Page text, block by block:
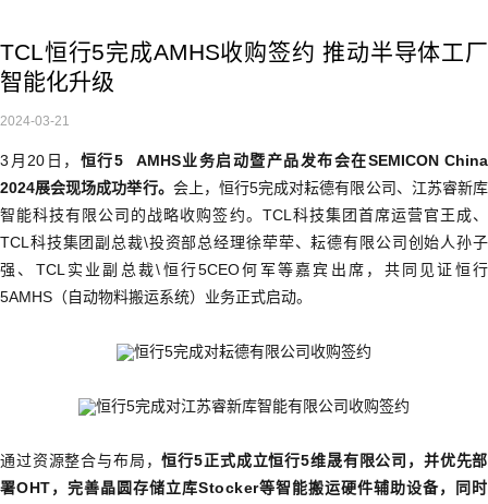
TCL恒行5完成AMHS收购签约 推动半导体工厂
智能化升级
2024-03-21
3月20日， 恒行5
AMHS业务启动暨产品发布会在SEMICON China
2024展会现场成功举行。 会上，恒行5完成对耘德有限公司、江苏睿新库
智能科技有限公司的战略收购签约。TCL科技集团首席运营官王成、
TCL科技集团副总裁\投资部总经理徐荦荦、耘德有限公司创始人孙子
强、 TCL实业副总裁\恒行5CEO何军等嘉宾出席，共同见证恒行
5AMHS（自动物料搬运系统）业务正式启动。
恒行5完成对耘德有限公司收购签约
恒行5完成对江苏睿新库智能有限公司收购签约
通过资源整合与布局，恒行5正式成立恒行5维晟有限公司，并优先部
署OHT，完善晶圆存储立库Stocker等智能搬运硬件辅助设备，同时